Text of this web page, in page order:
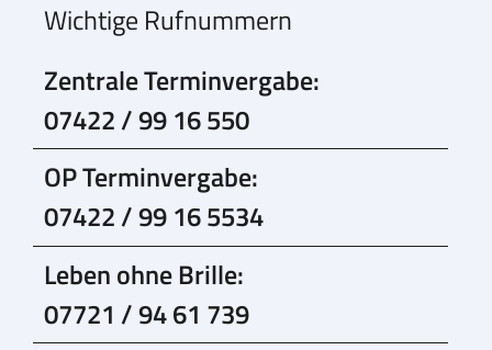
Wichtige Rufnummern
Zentrale Terminvergabe:
07422 / 99 16 550
OP Terminvergabe:
07422 / 99 16 5534
Leben ohne Brille:
07721 / 94 61 739